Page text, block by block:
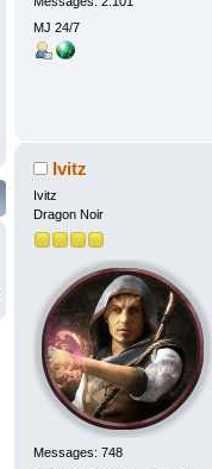
MJ 24/7
Ivitz
Ivitz
Dragon Noir
Messages: 748